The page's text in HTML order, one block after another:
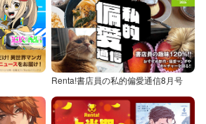
Renta!書店員の私的偏愛通信8月号